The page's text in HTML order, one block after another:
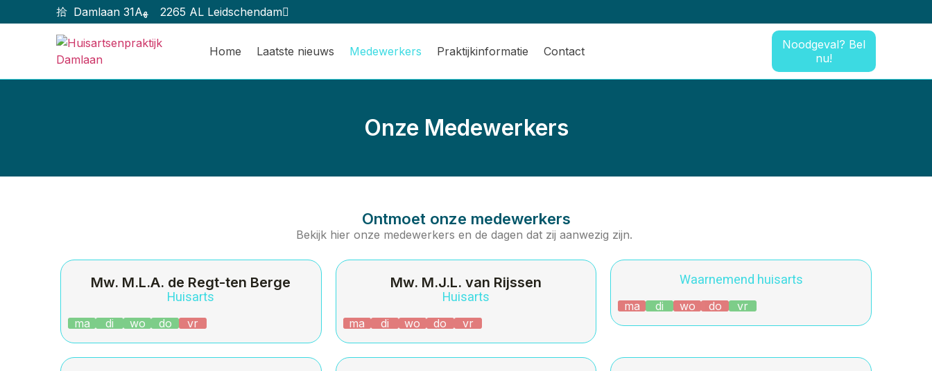
Damlaan 31A 2265 AL Leidschendam
Home Laatste nieuws Medewerkers Praktijkinformatie Contact
Noodgeval? Bel
nu!
Onze Medewerkers
Ontmoet onze medewerkers
Bekijk hier onze medewerkers en de dagen dat zij aanwezig zijn.
Mw. M.L.A. de Regt-ten Berge
Huisarts
ma di wo do vr
Mw. M.J.L. van Rijssen
Huisarts
ma di wo do vr
Waarnemend huisarts
ma di wo do vr